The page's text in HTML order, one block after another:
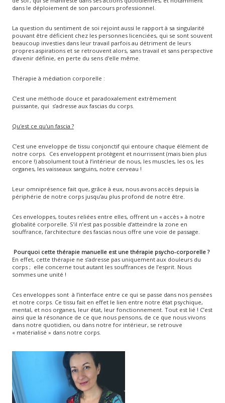
dans le déploiement de son parcours professionnel.
La question du sentiment de soi rejoint aussi le rapport à sa singularité
pouvant être déficient chez les personnes licenciées, qui se sont souvent
beaucoup investies dans leur travail parfois au détriment de leurs
propres aspirations et se retrouvent alors, sans travail et sans perspective
d’avenir définie, en perte du sens d'elle même.
Thérapie à médiation corporelle :
C’est une méthode douce et paradoxalement extrêmement
puissante, qui s’adresse aux fascias du corps.
Qu'est ce qu'un fascia ?
C’est une enveloppe de tissu conjonctif qui entoure chaque élément de
notre corps. Ces enveloppent protègent et nourrissent (mais bien plus
encore !) absolument tout à l’intérieur de nous, les muscles, les os, les
organes, les vaisseaux sanguins, notre cerveau !
Leur omniprésence fait que, grâce à eux, nous avons accès depuis la
périphérie de notre corps jusqu’au plus profond de notre être.
Ces enveloppes, toutes reliées entre elles, offrent un « accès » à notre
globalité corporelle. S’il n’est pas possible d’atteindre la zone en
souffrance, l’architecture des fascias nous offre une voie de passage.
Pourquoi cette thérapie manuelle est une thérapie psycho-corporelle ?
En effet, cette thérapie ne s’adresse pas uniquement aux douleurs du
corps ; elle concerne tout autant les souffrances de l’esprit. Nous
sommes une unité !
Ces enveloppes sont à l’interface entre ce qui se passe dans nos pensées
et notre corps. Ce tissu fait en effet le lien entre notre état psychique,
mental, et nos organes, leur état, leur fonctionnement. Tout est lié ! C’est
ainsi que la résonance de ce que nous pensons, de ce que nous vivons
dans notre quotidien, ou dans notre for intérieur, se retrouve
« matérialisé » dans notre corps.